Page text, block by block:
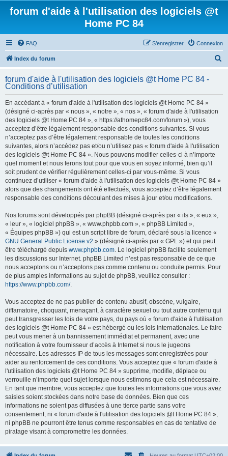
forum d'aide à l'utilisation des logiciels @t
Home PC 84
FAQ Connexion
S’enregistrer
Index du forum
h
forum d'aide à l'utilisation des logiciels @t Home PC 84 -
Conditions d’utilisation
En accédant à « forum d'aide à l'utilisation des logiciels @t Home PC 84 »
(désigné ci-après par « nous », « notre », « nos », « forum d'aide à l'utilisation
des logiciels @t Home PC 84 », « https://athomepc84.com/forum »), vous
acceptez d’être légalement responsable des conditions suivantes. Si vous
n’acceptez pas d’être légalement responsable de toutes les conditions
suivantes, alors n’accédez pas et/ou n’utilisez pas « forum d'aide à l'utilisation
des logiciels @t Home PC 84 ». Nous pouvons modifier celles-ci à n’importe
quel moment et nous ferons tout pour que vous en soyez informé, bien qu’il
soit prudent de vérifier régulièrement celles-ci par vous-même. Si vous
continuez d’utiliser « forum d'aide à l'utilisation des logiciels @t Home PC 84 »
alors que des changements ont été effectués, vous acceptez d’être légalement
responsable des conditions découlant des mises à jour et/ou modifications.
Nos forums sont développés par phpBB (désigné ci-après par « ils », « eux »,
« leur », « logiciel phpBB », « www.phpbb.com », « phpBB Limited »,
« Équipes phpBB ») qui est un script libre de forum, déclaré sous la licence «
GNU General Public License v2 » (désigné ci-après par « GPL ») et qui peut
être téléchargé depuis www.phpbb.com. Le logiciel phpBB facilite seulement
les discussions sur Internet. phpBB Limited n’est pas responsable de ce que
nous acceptons ou n’acceptons pas comme contenu ou conduite permis. Pour
de plus amples informations au sujet de phpBB, veuillez consulter :
https://www.phpbb.com/.
Vous acceptez de ne pas publier de contenu abusif, obscène, vulgaire,
diffamatoire, choquant, menaçant, à caractère sexuel ou tout autre contenu qui
peut transgresser les lois de votre pays, du pays où « forum d'aide à l'utilisation
des logiciels @t Home PC 84 » est hébergé ou les lois internationales. Le faire
peut vous mener à un bannissement immédiat et permanent, avec une
notification à votre fournisseur d’accès à Internet si nous le jugeons
nécessaire. Les adresses IP de tous les messages sont enregistrées pour
aider au renforcement de ces conditions. Vous acceptez que « forum d'aide à
l'utilisation des logiciels @t Home PC 84 » supprime, modifie, déplace ou
verrouille n’importe quel sujet lorsque nous estimons que cela est nécessaire.
En tant que membre, vous acceptez que toutes les informations que vous avez
saisies soient stockées dans notre base de données. Bien que ces
informations ne soient pas diffusées à une tierce partie sans votre
consentement, ni « forum d'aide à l'utilisation des logiciels @t Home PC 84 »,
ni phpBB ne pourront être tenus comme responsables en cas de tentative de
piratage visant à compromettre les données.